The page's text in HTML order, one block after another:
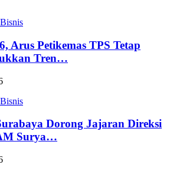
Arus Petikemas TPS Tetap
Tren…
Dorong Jajaran Direksi
Surya…